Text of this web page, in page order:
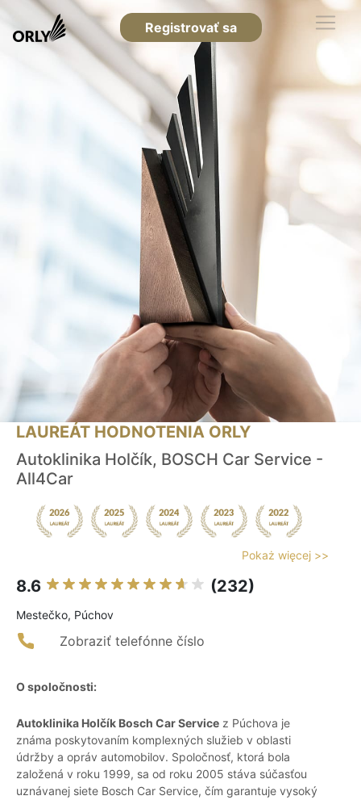
Registrovať sa
LAUREÁT HODNOTENIA ORLY
Autoklinika Holčík, BOSCH Car Service -
All4Car
Pokaż więcej >>
8.6 (232)
Mestečko, Púchov
Zobraziť telefónne číslo
O spoločnosti:
Autoklinika Holčík Bosch Car Service z Púchova je
známa poskytovaním komplexných služieb v oblasti
údržby a opráv automobilov. Spoločnosť, ktorá bola
založená v roku 1999, sa od roku 2005 stáva súčasťou
uznávanej siete Bosch Car Service, čím garantuje vysoký